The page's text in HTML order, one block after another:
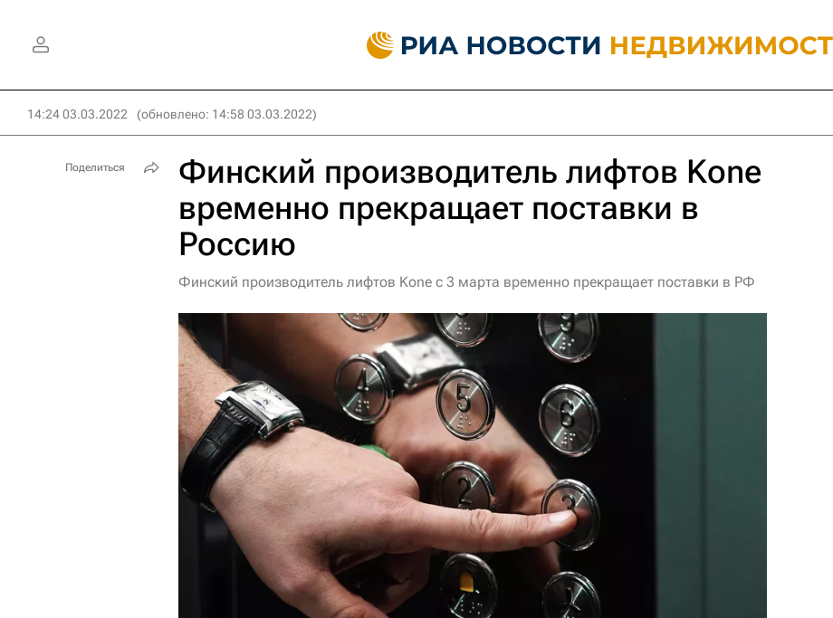
14:24 03.03.2022 (обновлено: 14:58 03.03.2022)
Финский производитель лифтов Kone
временно прекращает поставки в
Россию
Финский производитель лифтов Kone с 3 марта временно прекращает поставки в РФ
Поделиться